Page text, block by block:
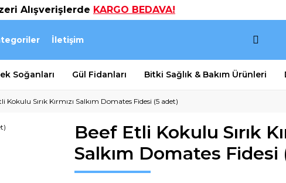
Alışverişlerde KARGO BEDAVA!
İletişim
Soğanları Gül Fidanları Bitki Sağlık & Bakım Ürünleri
Kokulu Sırık Kırmızı Salkım Domates Fidesi (5 adet)
Beef Etli Kokulu Sırık
Salkım Domates Fidesi